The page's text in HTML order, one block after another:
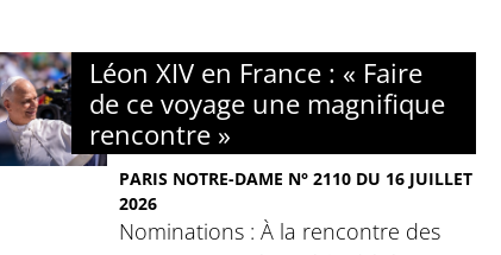
Léon XIV en France : « Faire
de ce voyage une magnifique
rencontre »
PARIS NOTRE-DAME N° 2110 DU 16 JUILLET
2026
Nominations : À la rencontre des